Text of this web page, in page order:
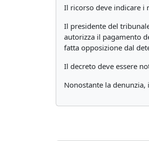
Il ricorso deve indicare i
Il presidente del
autorizza il pagamento
fatta opposizione dal
Il decreto deve essere
Nonostante la